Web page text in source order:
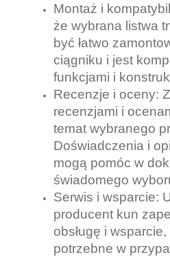
Montaż i
że wybrana listwa
być łatwo
ciągniku i jest
funkcjami i
Recenzje i oceny:
recenzjami i
temat wybranego
Doświadczenia i
mogą pomóc w
świadomego
Serwis i wsparcie:
producent kun
obsługę i
potrzebne w